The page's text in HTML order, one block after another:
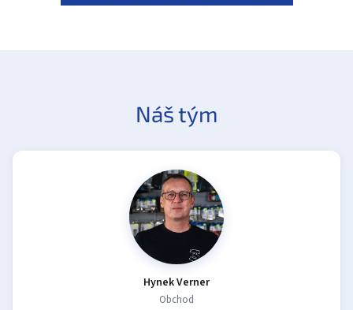
Náš tým
Hynek Verner
Obchod